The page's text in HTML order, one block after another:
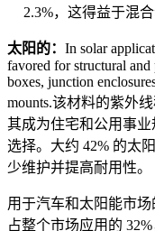
2.3%，这得益于混
太阳的： In solar
favored for structural
boxes, junction
mounts.该材料的紫外
其成为住宅和公用事
选择。大约 42% 的太
少维护并提高耐用性。
用于汽车和太阳能市
占整个市场应用的